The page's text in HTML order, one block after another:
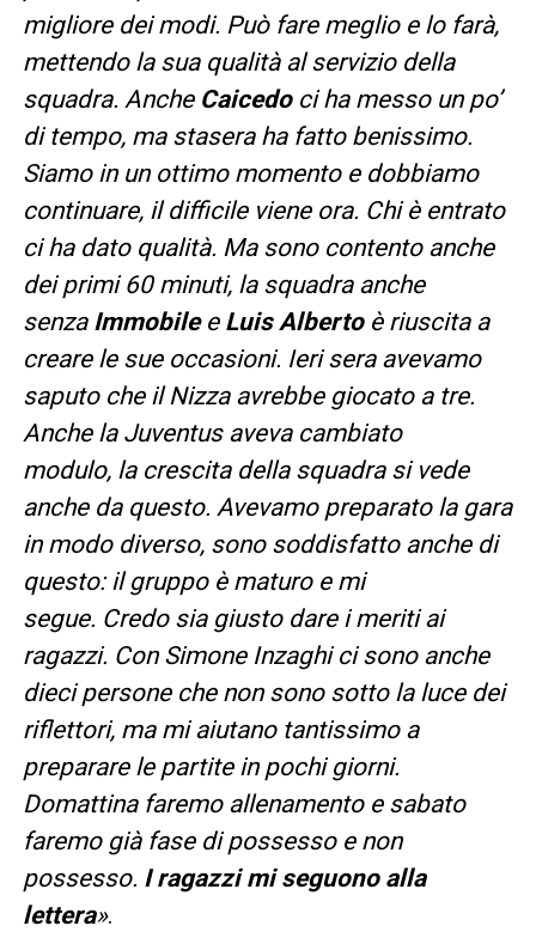
migliore dei modi. Può fare meglio e lo farà,
mettendo la sua qualità al servizio della
squadra. Anche Caicedoci ha messo un po’
di tempo, ma stasera ha fatto benissimo.
Siamo in un ottimo momento e dobbiamo
continuare, il difficile viene ora. Chi è entrato
ci ha dato qualità. Ma sono contento anche
dei primi 60 minuti, la squadra anche
senza Immobilee Luis Albertoè riuscita a
creare le sue occasioni. Ieri sera avevamo
saputo che il Nizza avrebbe giocato a tre.
Anche la Juventus aveva cambiato
modulo, la crescita della squadra si vede
anche da questo. Avevamo preparato la gara
in modo diverso, sono soddisfatto anche di
questo: il gruppo è maturo e mi
segue. Credo sia giusto dare i meriti ai
ragazzi. Con Simone Inzaghi ci sono anche
dieci persone che non sono sotto la luce dei
riflettori, ma mi aiutano tantissimo a
preparare le partite in pochi giorni.
Domattina faremo allenamento e sabato
faremo già fase di possesso e non
possesso. I ragazzi mi seguono alla
lettera».